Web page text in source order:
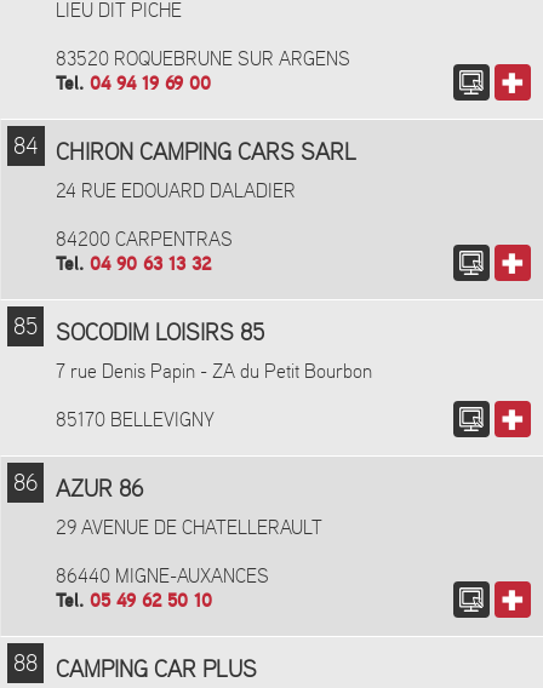
LIEU DIT PICHE
83520 ROQUEBRUNE SUR ARGENS
Tel. 04 94 19 69 00
84 CHIRON CAMPING CARS SARL
24 RUE EDOUARD DALADIER
84200 CARPENTRAS
Tel. 04 90 63 13 32
85 SOCODIM LOISIRS 85
7 rue Denis Papin - ZA du Petit Bourbon
85170 BELLEVIGNY
86 AZUR 86
29 AVENUE DE CHATELLERAULT
86440 MIGNE-AUXANCES
Tel. 05 49 62 50 10
88 CAMPING CAR PLUS